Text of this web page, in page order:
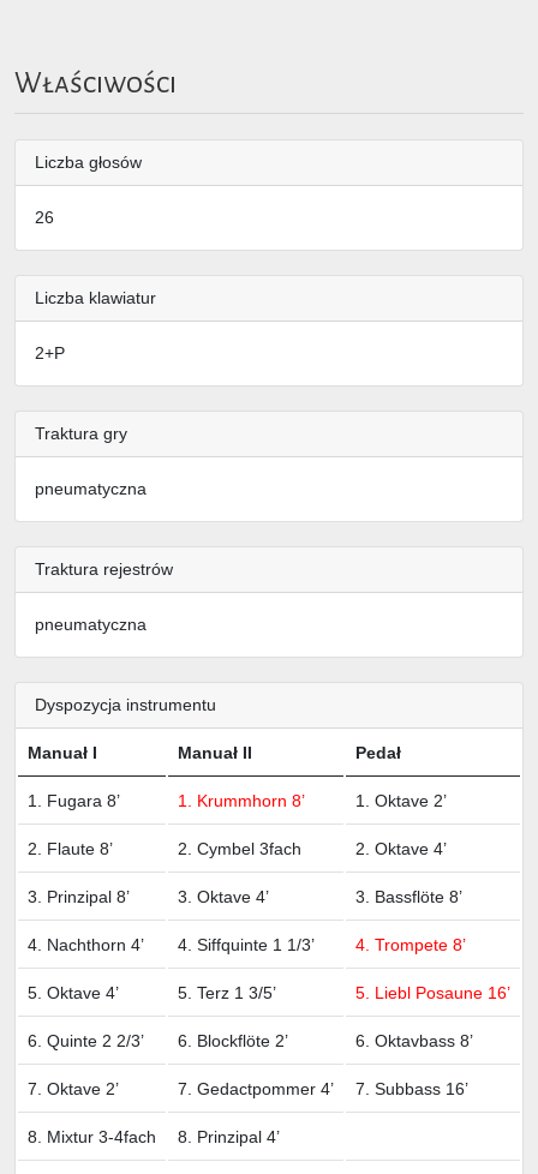
Właściwości
Liczba głosów
26
Liczba klawiatur
2+P
Traktura gry
pneumatyczna
Traktura rejestrów
pneumatyczna
Dyspozycja instrumentu
Manuał I Manuał II Pedał
1. Fugara 8’ 1. Krummhorn 8’ 1. Oktave 2’
2. Flaute 8’ 2. Cymbel 3fach 2. Oktave 4’
3. Prinzipal 8’ 3. Oktave 4’ 3. Bassflöte 8’
4. Nachthorn 4’ 4. Siffquinte 1 1/3’ 4. Trompete 8’
5. Oktave 4’ 5. Terz 1 3/5’ 5. Liebl Posaune 16’
6. Quinte 2 2/3’ 6. Blockflöte 2’ 6. Oktavbass 8’
7. Oktave 2’ 7. Gedactpommer 4’ 7. Subbass 16’
8. Mixtur 3-4fach 8. Prinzipal 4’